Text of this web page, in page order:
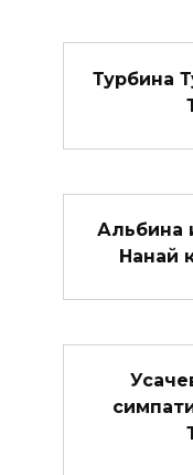
Турбина
Альбина
Нанай